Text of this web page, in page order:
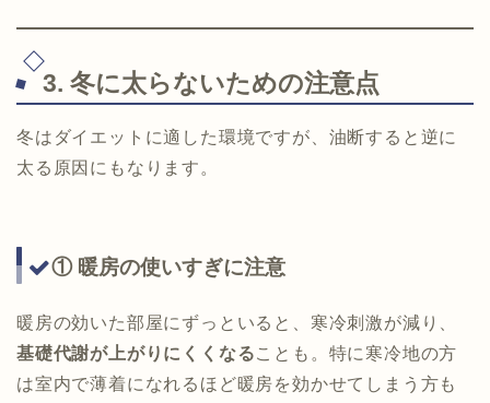
3. 冬に太らないための注意点
冬はダイエットに適した環境ですが、油断すると逆に
太る原因にもなります。
① 暖房の使いすぎに注意
暖房の効いた部屋にずっといると、寒冷刺激が減り、
基礎代謝が上がりにくくなることも。特に寒冷地の方
は室内で薄着になれるほど暖房を効かせてしまう方も